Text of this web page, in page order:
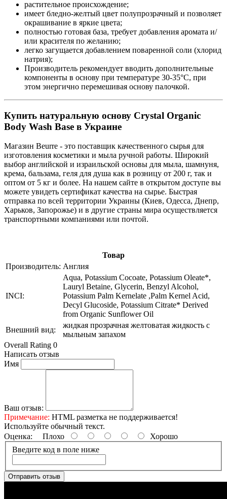
растительное происхождение;
имеет бледно-желтый цвет полупрозрачный и позволяет
окрашивание в яркие цвета;
полностью готовая база, требует добавления аромата и/
или красителя по желанию;
легко загущается добавлением поваренной соли (хлорид
натрия);
Производитель рекомендует вводить дополнительные
компоненты в основу при температуре 30-35°С, при
этом энергично перемешивая основу палочкой.
Купить натуральную основу Crystal Organic
Body Wash Base в Украине
Магазин Beurre - это поставщик качественного сырья для
изготовления косметики и мыла ручной работы. Широкий
выбор английской и израильской основы для мыла, шамнуня,
крема, бальзама, геля для душа как в розницу от 200 г, так и
оптом от 5 кг и более. На нашем сайте в открытом доступе вы
можете увидеть сертификат качества на сырье. Быстрая
отправка по всей территории Украины (Киев, Одесса, Днепр,
Харьков, Запорожье) и в другие страны мира осуществляется
транспортными компаниями или почтой.
Товар
Производитель: Англия
INCI:
Aqua, Potassium Cocoate, Potassium Oleate*,
Lauryl Betaine, Glycerin, Benzyl Alcohol,
Potassium Palm Kernelate ,Palm Kernel Acid,
Decyl Glucoside, Potassium Citrate* Derived
from Organic Sunflower Oil
Внешний вид:
жидкая прозрачная желтоватая жидкость с
мыльным запахом
Overall Rating 0
Написать отзыв
Имя
Ваш отзыв:
Примечание: HTML разметка не поддерживается!
Используйте обычный текст.
Оценка: Плохо
Хорошо
Введите код в поле ниже
Отправить отзыв